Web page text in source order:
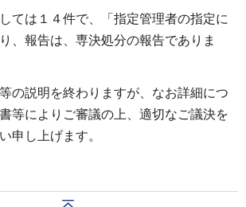
ては１４件で、「指定管理者の指定に
、報告は、専決処分の報告でありま
の説明を終わりますが、なお詳細につ
等によりご審議の上、適切なご議決を
申し上げます。